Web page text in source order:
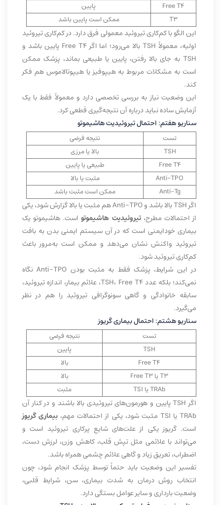
Free T4
پایین
T3
ممکن است پایین باشد
این الگو با کم‌کاری تیروئید معمولی فرق دارد. در کم‌کاری تیروئید
اولیه، معمولاً TSH بالا می‌رود؛ اما اگر Free T4 پایین باشد و
TSH به جای بالا رفتن، پایین یا طبیعی بماند، پزشک ممکن
است به مشکلات مربوط به هیپوفیز یا هیپوتالاموس هم فکر
کند.
این وضعیت نیاز به بررسی تخصصی دارد و معمولاً فقط با یک
آزمایش ساده نباید درباره آن نتیجه‌گیری قطعی کرد.
سناریو هفتم: احتمال تیروئیدیت هاشیموتو
تست
نتیجه فرضی
TSH
بالا یا مرزی
Free T4
طبیعی یا پایین
Anti-TPO
مثبت یا بالا
Anti-Tg
ممکن است مثبت باشد
اگر TSH بالا باشد و Anti-TPO هم مثبت یا بالا گزارش شود، یکی
از احتمالات مطرح،تیروئیدیت هاشیموتواست. هاشیموتو یک
بیماری خودایمنی است که در آن سیستم ایمنی بدن به بافت
تیروئید واکنش نشان می‌دهد و ممکن است به‌مرور باعث
کم‌کاری تیروئید شود.
در این شرایط، پزشک فقط به مثبت بودن Anti-TPO نگاه
نمی‌کند؛ بلکه عدد TSH، Free T4، علائم بیمار، اندازه تیروئید،
سابقه خانوادگی و گاهی سونوگرافی تیروئید را هم در نظر
می‌گیرد.
سناریو هشتم: احتمال بیماری گریوز
تست
نتیجه فرضی
TSH
پایین
Free T4
بالا
T3 یا Free T3
بالا
TRAb یا TSI
مثبت
اگر TSH پایین و هورمون‌های تیروئیدی بالا باشند و در کنار آن
TRAb یا TSI مثبت شود، یکی از احتمالات مهم،
بیماری گریوز
است. گریوز یکی از علت‌های شایع پرکاری تیروئید است و
می‌تواند با علائمی مثل تپش قلب، کاهش وزن، لرزش دست،
اضطراب، تعریق زیاد و گاهی علائم چشمی همراه باشد.
تفسیر این وضعیت باید حتماً توسط پزشک انجام شود، چون
انتخاب روش درمان به شدت بیماری، سن، شرایط قلبی،
وضعیت بارداری و سایر عوامل بستگی دارد.